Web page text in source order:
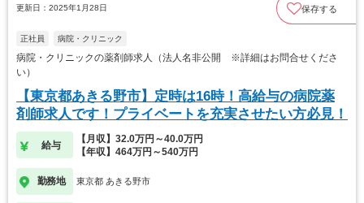
更新日：2025年1月28日 保存する
正社員 病院・クリニック
病院・クリニックの薬剤師求人（法人名非公開 ※詳細はお問合せくださ
い）
【東京都あきる野市】定時は16時！高給与の病院薬
剤師求人です！プライベートを充実させたい方必見！
給与
【月収】32.0万円～40.0万円
【年収】464万円～540万円
勤務地 東京都 あきる野市